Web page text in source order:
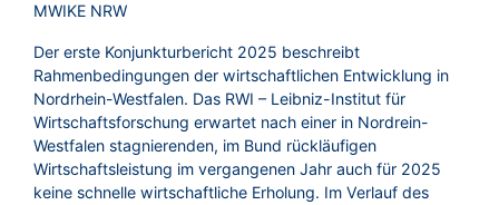
MWIKE NRW
Der erste Konjunkturbericht 2025 beschreibt
Rahmenbedingungen der wirtschaftlichen Entwicklung in
Nordrhein-Westfalen. Das RWI – Leibniz-Institut für
Wirtschaftsforschung erwartet nach einer in Nordrein-
Westfalen stagnierenden, im Bund rückläufigen
Wirtschaftsleistung im vergangenen Jahr auch für 2025
keine schnelle wirtschaftliche Erholung. Im Verlauf des